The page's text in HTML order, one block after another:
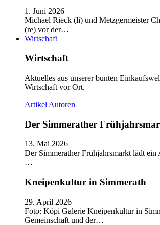
1. Juni 2026
Michael Rieck (li) und Metzgermeister
(re) vor der…
Wirtschaft
Wirtschaft
Aktuelles aus unserer bunten
Wirtschaft vor Ort.
Artikel Autoren
Der Simmerather
13. Mai 2026
Der Simmerather Frühjahrsmarkt lädt
…
Kneipenkultur in Simmerath
29. April 2026
Foto: Köpi Galerie Kneipenkultur in
Gemeinschaft und der…